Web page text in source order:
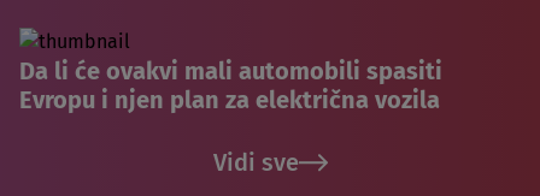
Da li će ovakvi mali automobili spasiti
Evropu i njen plan za električna vozila
Vidi sve